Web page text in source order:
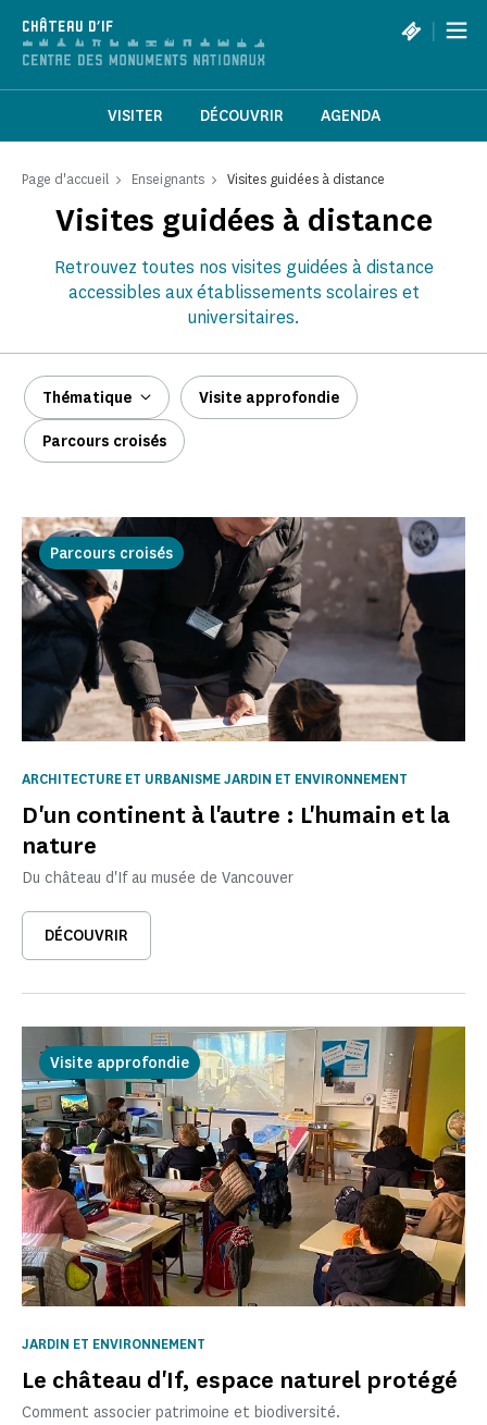
CHÂTEAU D'IF |
VISITER DÉCOUVRIR AGENDA
Page d'accueil Enseignants Visites guidées à distance
Visites guidées à distance
Retrouvez toutes nos visites guidées à distance
accessibles aux établissements scolaires et
universitaires.
Thématique Visite approfondie
Parcours croisés
Parcours croisés
D'un continent à l'autre : L'humain et la
nature
ARCHITECTURE ET URBANISME JARDIN ET ENVIRONNEMENT
Du château d'If au musée de Vancouver
DÉCOUVRIR
Visite approfondie
Le château d'If, espace naturel protégé
JARDIN ET ENVIRONNEMENT
Comment associer patrimoine et biodiversité.